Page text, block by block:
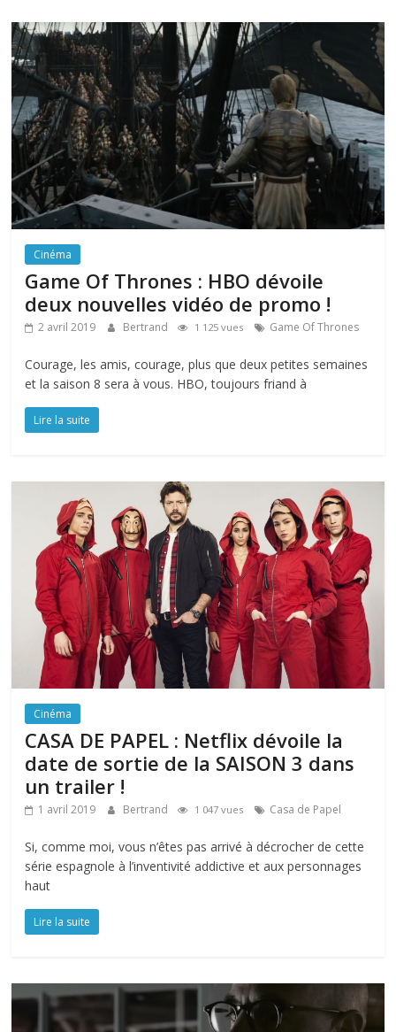
Cinéma
Game Of Thrones : HBO dévoile
deux nouvelles vidéo de promo !
2 avril 2019 Bertrand 1 125 vues Game Of Thrones
Courage, les amis, courage, plus que deux petites semaines
et la saison 8 sera à vous. HBO, toujours friand à
Lire la suite
Cinéma
CASA DE PAPEL : Netflix dévoile la
date de sortie de la SAISON 3 dans
un trailer !
1 avril 2019 Bertrand 1 047 vues Casa de Papel
Si, comme moi, vous n’êtes pas arrivé à décrocher de cette
série espagnole à l’inventivité addictive et aux personnages
haut
Lire la suite